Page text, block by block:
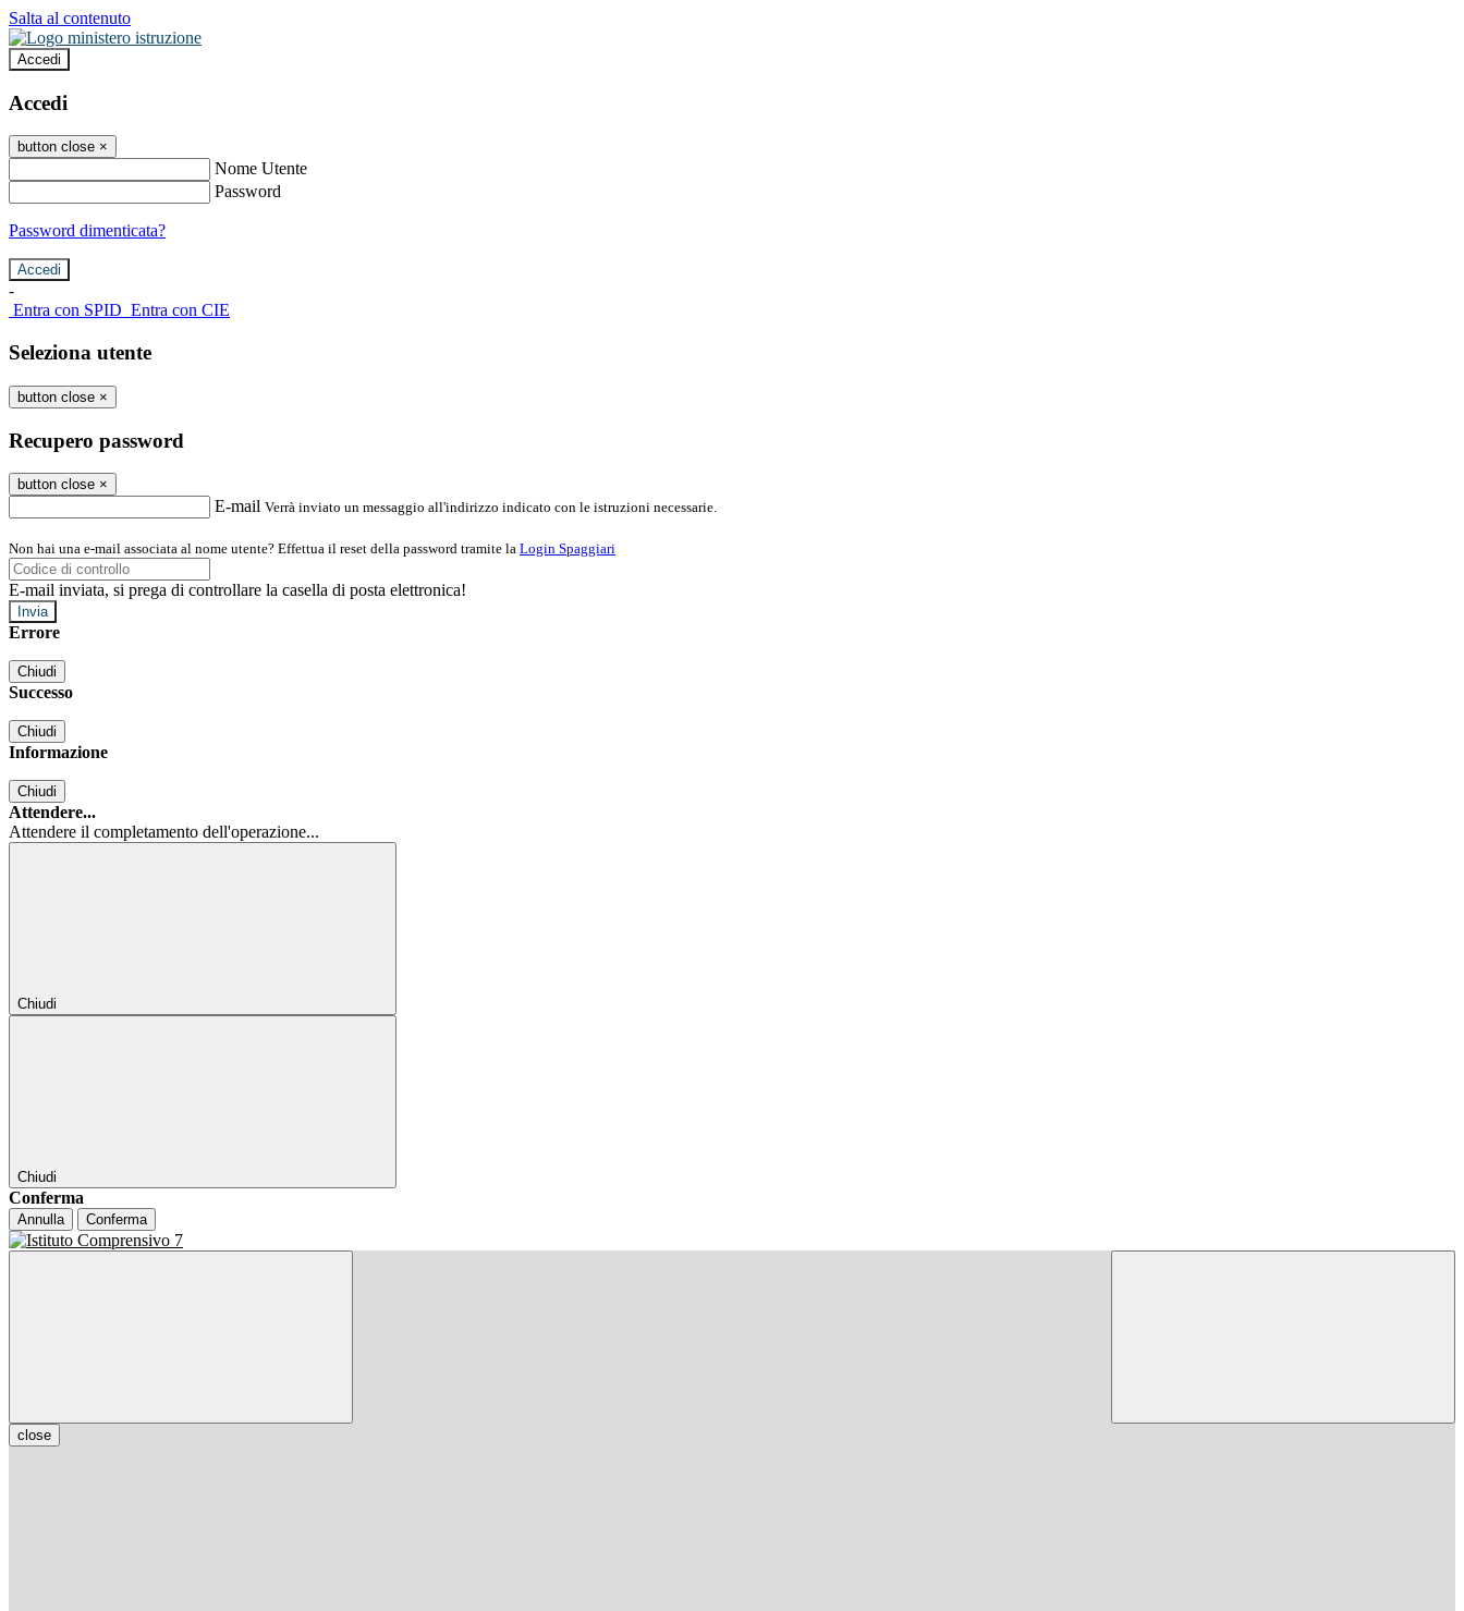
Salta al contenuto
Accedi
Accedi
button close ×
Nome Utente
Password
Password dimenticata?
-
Entra con SPID Entra con CIE
Seleziona utente
button close ×
Recupero password
button close ×
E-mail Verrà inviato un messaggio all'indirizzo indicato con le istruzioni necessarie.
Non hai una e-mail associata al nome utente? Effettua il reset della password tramite la Login Spaggiari
E-mail inviata, si prega di controllare la casella di posta elettronica!
Errore
Chiudi
Successo
Chiudi
Informazione
Chiudi
Attendere...
Attendere il completamento dell'operazione...
Chiudi
Chiudi
Conferma
Annulla Conferma
close